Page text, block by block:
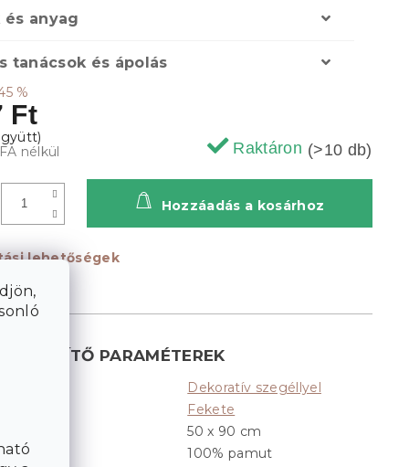
%
Ft
nélkül Raktáron (>10 db)
lehetőségek
Hozzáadás a kosárhoz
anyag
tanácsok és ápolás
KIEGÉSZÍTŐ PARAMÉTEREK
Dekoratív szegéllyel
Fekete
50 x 90 cm
100% pamut